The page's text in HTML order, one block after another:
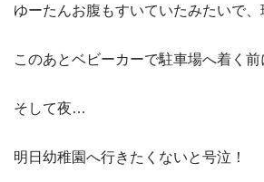
ゆーたんお腹もすいていたみたいで、
このあとベビーカーで駐車場へ着く前
そして夜…
明日幼稚園へ行きたくないと号泣！